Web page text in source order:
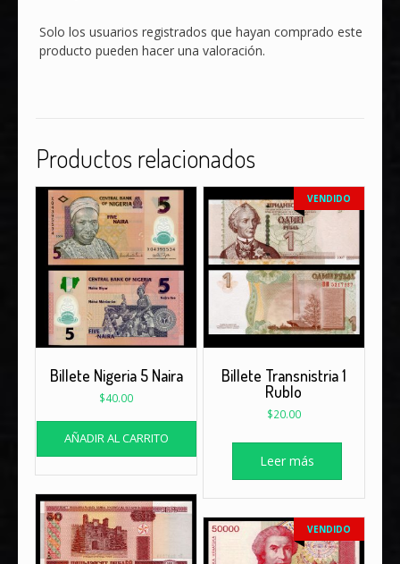
Solo los usuarios registrados que hayan comprado este
producto pueden hacer una valoración.
Productos relacionados
Billete Nigeria 5 Naira
$40.00
AÑADIR AL CARRITO
VENDIDO
Billete Transnistria 1
Rublo
$20.00
Leer más
VENDIDO